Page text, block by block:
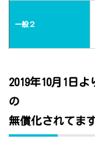
一般２
2019年10月1日
の
無償化されてます